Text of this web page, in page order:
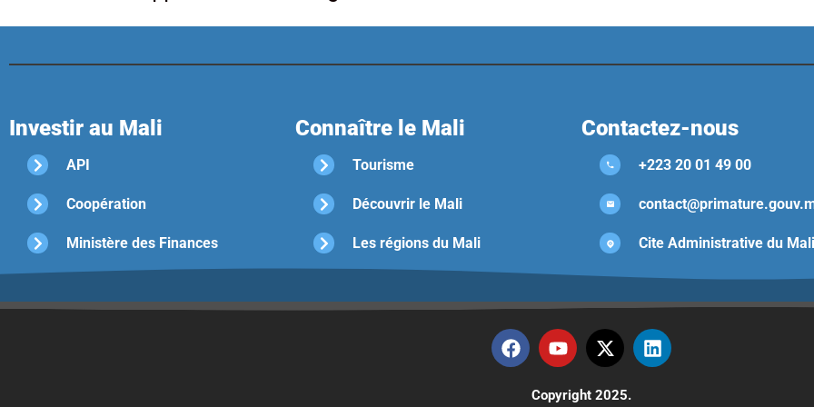
Investir au Mali
API
Coopération
Ministère des Finances
Connaître le Mali
Tourisme
Découvrir le Mali
Les régions du Mali
Contactez-nous
+223 20 01 49 00
Cite Administrative du Mali
Copyright 2025.